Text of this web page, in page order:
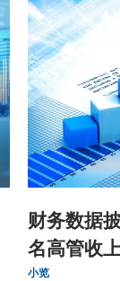
财务数据
名高管收
小览